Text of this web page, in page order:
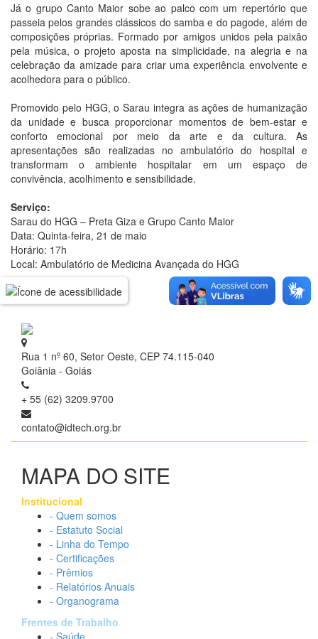
Já o grupo Canto Maior sobe ao palco com um repertório que
passeia pelos grandes clássicos do samba e do pagode, além de
composições próprias. Formado por amigos unidos pela paixão
pela música, o projeto aposta na simplicidade, na alegria e na
celebração da amizade para criar uma experiência envolvente e
acolhedora para o público.
Promovido pelo HGG, o Sarau integra as ações de humanização
da unidade e busca proporcionar momentos de bem-estar e
conforto emocional por meio da arte e da cultura. As
apresentações são realizadas no ambulatório do hospital e
transformam o ambiente hospitalar em um espaço de
convivência, acolhimento e sensibilidade.
Serviço:
Sarau do HGG – Preta Giza e Grupo Canto Maior
Data: Quinta-feira, 21 de maio
Horário: 17h
Local: Ambulatório de Medicina Avançada do HGG
Rua 1 nº 60, Setor Oeste, CEP 74.115-040
Goiânia - Goiás
+ 55 (62) 3209.9700
contato@idtech.org.br
MAPA DO SITE
Institucional
- Quem somos
- Estatuto Social
- Linha do Tempo
- Certificações
- Prêmios
- Relatórios Anuais
- Organograma
Frentes de Trabalho